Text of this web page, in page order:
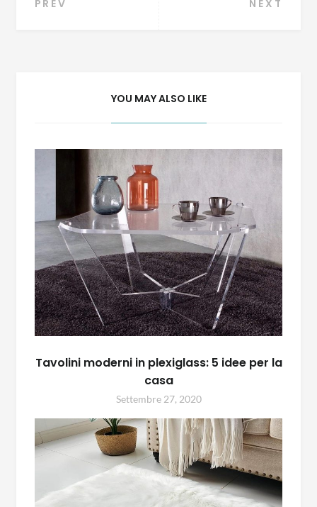
PREV NEXT
YOU MAY ALSO LIKE
Tavolini moderni in plexiglass: 5 idee per la
casa
Settembre 27, 2020